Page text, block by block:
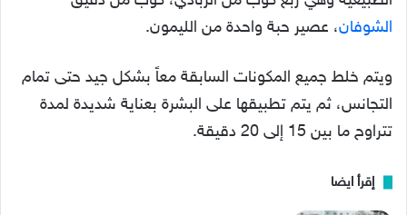
الشوفان، عصير حبة واحدة من الليمون.
ويتم خلط جميع المكونات السابقة معاً بشكل جيد حتى تمام
التجانس، ثم يتم تطبيقها على البشرة بعناية شديدة لمدة
تتراوح ما بين 15 إلى 20 دقيقة.
إقرأ ايضا